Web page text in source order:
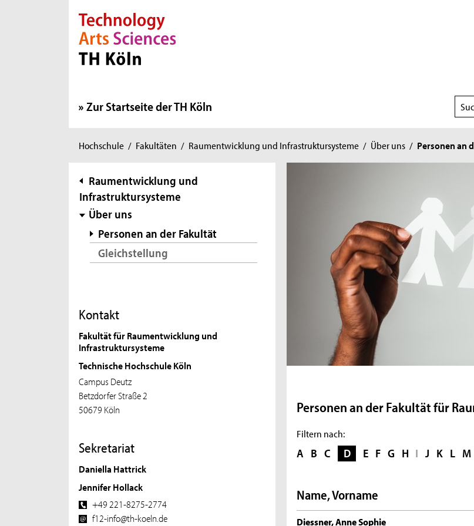
Direkt zur Hauptnavigation
Direkt zur Subnavigation
Direkt zum Inhalt
Direkt zum Fußbereich
Zur Startseite der TH Köln
Sie
hier:
Hochschule / Fakultäten / Raumentwicklung und Infrastruktursysteme / Über uns / Personen an
Subnavigation
Raumentwicklung und
Infrastruktursysteme
Über uns
Personen an der Fakultät
Gleichstellung
Kontakt
Fakultät für Raumentwicklung und
Infrastruktursysteme
Technische Hochschule Köln
Campus Deutz
Betzdorfer Straße 2
50679 Köln
Sekretariat
Daniella Hattrick
Jennifer Hollack
+49 221-8275-2774
f12-info@th-koeln.de
e
r
s
n
Personen an der Fakultät für
Filtern nach:
A B C D E F G H I J K L M
Name, Vorname
Diessner, Anne Sophie